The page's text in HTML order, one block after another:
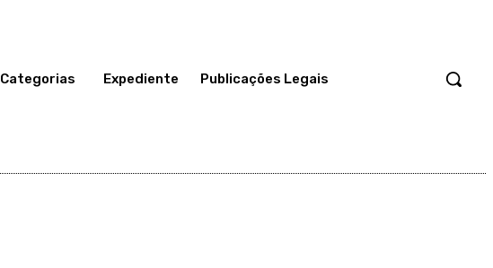
Categorias Expediente Publicações Legais